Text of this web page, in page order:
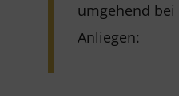
umgehend
Anliegen: